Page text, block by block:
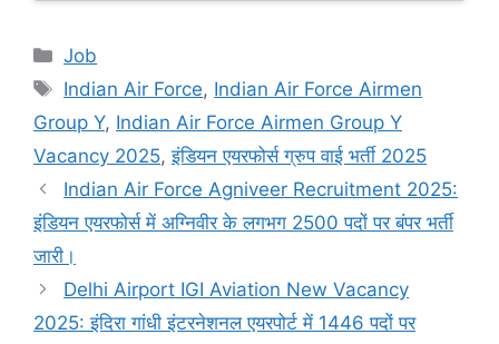
Categories
Job
Tags
Indian Air Force, Indian Air Force Airmen
Group Y, Indian Air Force Airmen Group Y
Vacancy 2025,इंडियन एयरफोर्स ग्रुप वाई भर्ती 2025
Indian Air Force Agniveer Recruitment 2025:
इंडियन एयरफोर्स में अग्निवीर के लगभग 2500 पदों पर बंपर भर्ती
जारी।
Delhi Airport IGI Aviation New Vacancy
2025: इंदिरा गांधी इंटरनेशनल एयरपोर्ट में 1446 पदों पर